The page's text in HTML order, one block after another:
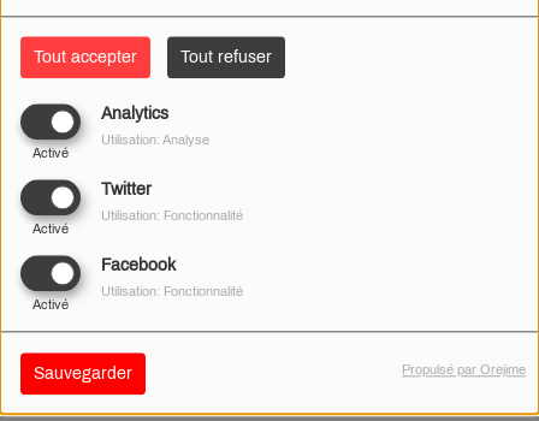
Tout accepter Tout refuser
Analytics
Activé
Utilisation: Analyse
Twitter
Activé
Utilisation: Fonctionnalité
Facebook
Activé
Utilisation: Fonctionnalité
Sauvegarder Propulsé par Orejime
UN HOMMAGE AUX VICTIMES
UN BÉBÉ GIRAFE EST NÉ AU
ANS !